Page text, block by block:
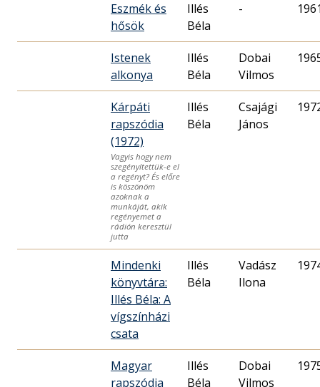
Eszmék és
hősök
Illés
Béla
-
Istenek
alkonya
Illés
Béla
Dobai
Vilmos
Kárpáti
rapszódia
(1972)
Vagyis hogy nem
szegényítettük-e el
a regényt? És előre
is köszönöm
azoknak a
munkáját, akik
regényemet a
rádión keresztül
jutta
Illés
Béla
Csajági
János
Mindenki
könyvtára:
Illés Béla: A
vígszínházi
csata
Illés
Béla
Vadász
Ilona
Magyar
rapszódia
Illés
Béla
Dobai
Vilmos